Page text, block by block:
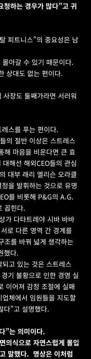
청하는 경우가 많다”고 귀
피트니스”의 중요성은 남
아갈 수 있기 때문이다.
상대도 없는 편이다.
사장도 둘째가라면 서러워
스를 푸는 편이다.
의 절반 이상은 스트레스
해 마음을 비운다면 큰 효
해선 해외CEO들의 관심
대부 래리 엘리슨 오라클
을 발휘하는 것으로 유명
를 비롯해 P&G의 A.G.
꼽힌다.
가 다타트레야 시바 바바
로 다른 영역 간 경계를
조를 바꿔 넓게 생각하는
했다.
고 있는 것은 스트레스
기 불황으로 인한 경영 실
이어져 감정 조절에 실패
업체에서 임원들을 지도할
다”고 설명했다.
”는 의미이다.
의식으로 자연스럽게 몰입
말했다.  명상은 이처럼